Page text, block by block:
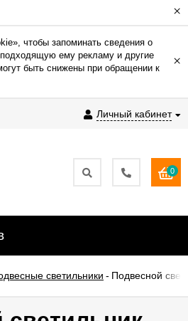
×
чтобы запоминать сведения о
ему рекламу и другие
быть снижены при обращении к
×
Личный кабинет
0
светильники - Подвесной